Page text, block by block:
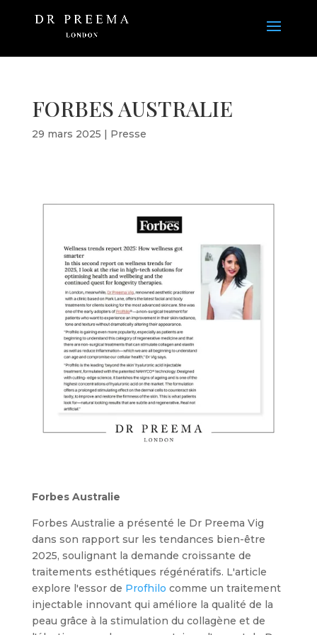
FORBES AUSTRALIE
29 mars 2025 | Presse
Forbes Australie
Forbes Australie a présenté le Dr Preema Vig
dans son rapport sur les tendances bien-être
2025, soulignant la demande croissante de
traitements esthétiques régénératifs. L'article
explore l'essor de Profhilo comme un traitement
injectable innovant qui améliore la qualité de la
peau grâce à la stimulation du collagène et de